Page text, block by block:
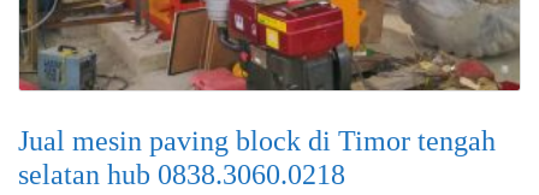
Jual mesin paving block di Timor tengah
selatan hub 0838.3060.0218